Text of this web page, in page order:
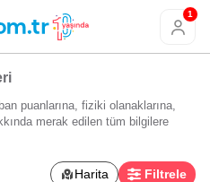
1
puanlarına, fiziki olanaklarına,
merak edilen tüm bilgilere
Harita Filtrele